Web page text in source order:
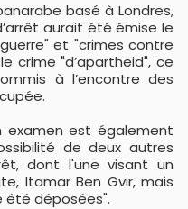
basé à Londres,
aurait été émise le
et "crimes contre
crime "d’apartheid", ce
à l’encontre des
examen est également
de deux autres
dont l'une visant un
Itamar Ben Gvir, mais
été déposées".